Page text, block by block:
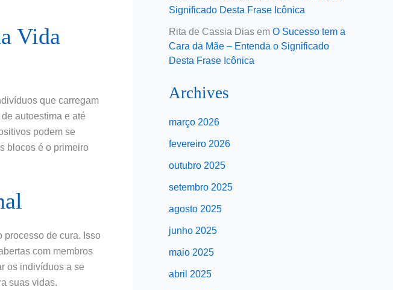
Vida
que carregam
autoestima e até
podem se
blocos é o primeiro
processo de cura. Isso
com membros
os indivíduos a se
suas vidas.
Significado Desta Frase Icônica
Rita de Cassia Dias em O Sucesso tem a
Cara da Mãe – Entenda o Significado
Desta Frase Icônica
Archives
março 2026
fevereiro 2026
outubro 2025
setembro 2025
agosto 2025
junho 2025
maio 2025
abril 2025